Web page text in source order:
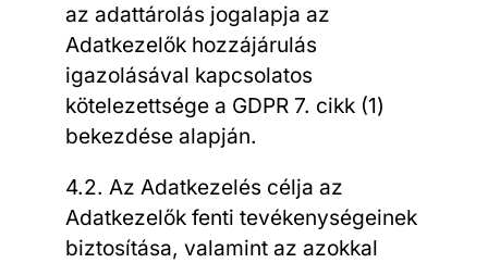
az adattárolás jogalapja az
Adatkezelők hozzájárulás
igazolásával kapcsolatos
kötelezettsége a GDPR 7. cikk (1)
bekezdése alapján.
4.2. Az Adatkezelés célja az
Adatkezelők fenti tevékenységeinek
biztosítása, valamint az azokkal